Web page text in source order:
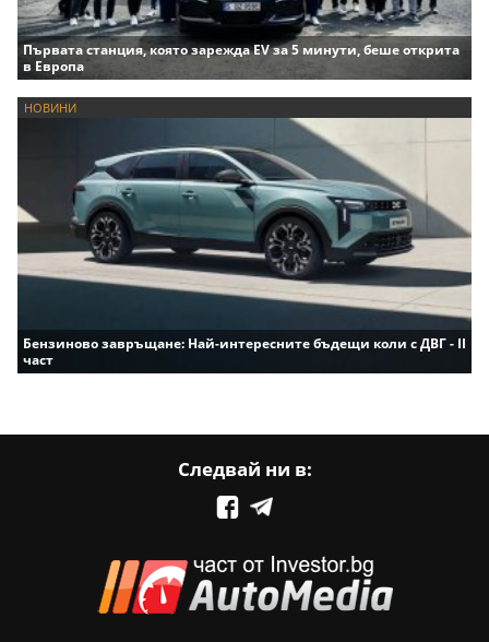
Първата станция, която зарежда EV за 5 минути, беше открита
в Европа
НОВИНИ
Бензиново завръщане: Най-интересните бъдещи коли с ДВГ - II
част
Следвай ни в: